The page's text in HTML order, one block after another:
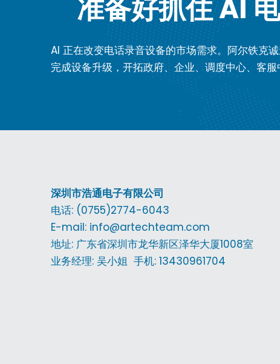
准备好抓住 AI
AI 正在改变电话录音设备的市场需求。阿尔铁克
完成设备升级，开拓政府、企业、调度中心、客
深圳市浩通电子有限公司
电话: (0755)2774-6043
E-mail: info@artechteam.com
地址: 广东省深圳市龙华新区泽华大厦1008室
业务经理: 吴小姐  手机: 13430961704